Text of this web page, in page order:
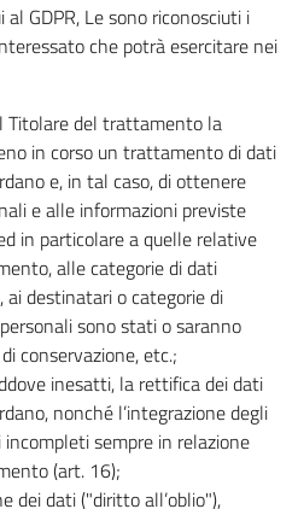
GDPR, Le sono riconosciuti i
che potrà esercitare nei
Titolare del trattamento la
in corso un trattamento di dati
e, in tal caso, di ottenere
e alle informazioni previste
in particolare a quelle relative
alle categorie di dati
ai destinatari o categorie di
sono stati o saranno
conservazione, etc.;
inesatti, la rettifica dei dati
nonché l’integrazione degli
sempre in relazione
(art. 16);
dei dati ("diritto all’oblio"),